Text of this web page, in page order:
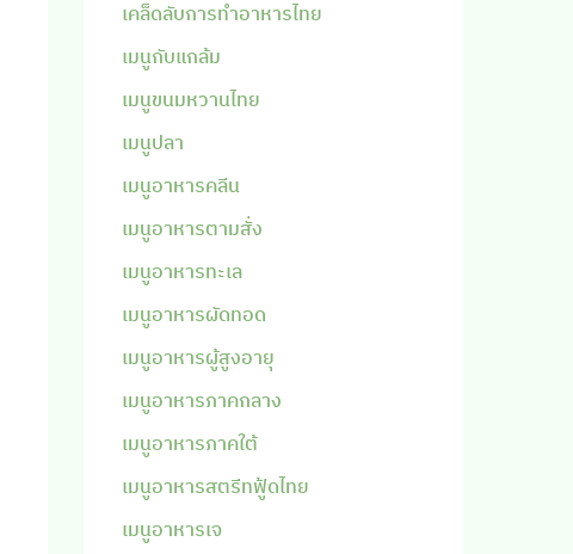
เคล็ดลับการทำอาหารไทย
เมนูกับแกล้ม
เมนูขนมหวานไทย
เมนูปลา
เมนูอาหารคลีน
เมนูอาหารตามสั่ง
เมนูอาหารทะเล
เมนูอาหารผัดทอด
เมนูอาหารผู้สูงอายุ
เมนูอาหารภาคกลาง
เมนูอาหารภาคใต้
เมนูอาหารสตรีทฟู้ดไทย
เมนูอาหารเจ